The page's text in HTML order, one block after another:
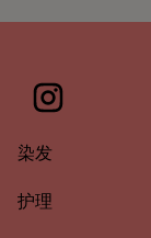
染发
护理